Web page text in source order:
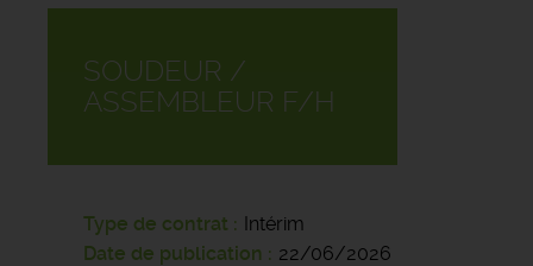
SOUDEUR /
ASSEMBLEUR F/H
Type de contrat
Intérim
Date de publication
22/06/2026